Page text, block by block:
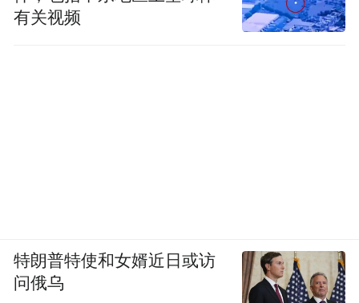
有关视频
特朗普特使和女婿近日或访
问俄乌